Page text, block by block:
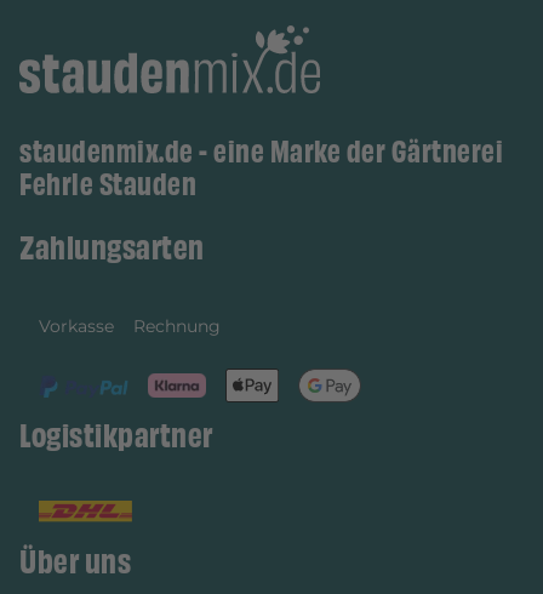
staudenmix.de - eine Marke der Gärtnerei
Fehrle Stauden
Zahlungsarten
Vorkasse Rechnung
Logistikpartner
Über uns